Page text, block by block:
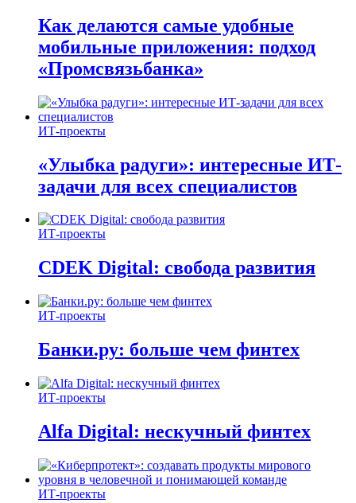
Как делаются самые удобные
мобильные приложения: подход
«Промсвязьбанка»
ИТ-проекты
«Улыбка радуги»: интересные ИТ-
задачи для всех специалистов
ИТ-проекты
CDEK Digital: свобода развития
ИТ-проекты
Банки.ру: больше чем финтех
ИТ-проекты
Alfa Digital: нескучный финтех
ИТ-проекты